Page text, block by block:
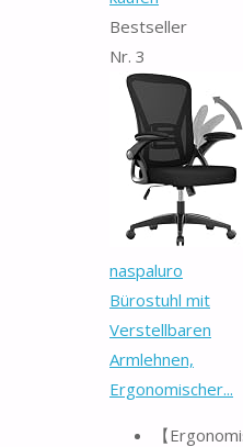
Bestseller
Nr. 3
naspaluro
Bürostuhl mit
Verstellbaren
Armlehnen,
Ergonomischer...
【